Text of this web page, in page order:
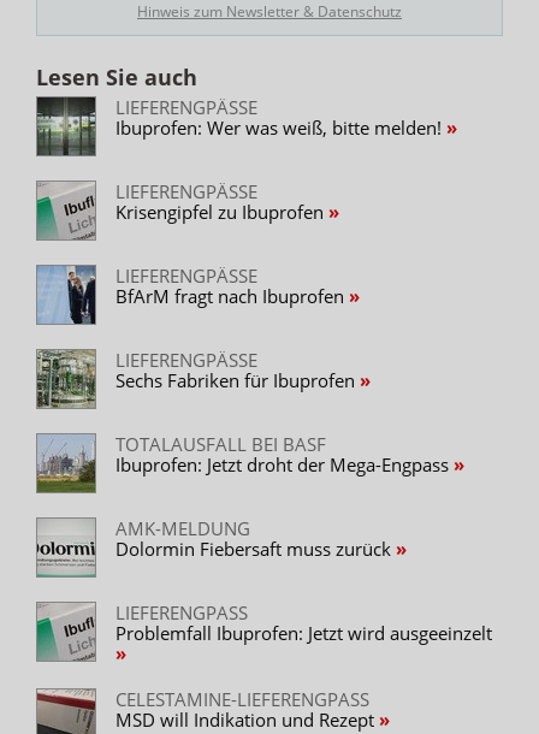
Hinweis zum Newsletter & Datenschutz
Lesen Sie auch
LIEFERENGPÄSSE
Ibuprofen: Wer was weiß, bitte melden!
LIEFERENGPÄSSE
Krisengipfel zu Ibuprofen
LIEFERENGPÄSSE
BfArM fragt nach Ibuprofen
LIEFERENGPÄSSE
Sechs Fabriken für Ibuprofen
TOTALAUSFALL BEI BASF
Ibuprofen: Jetzt droht der Mega-Engpass
AMK-MELDUNG
Dolormin Fiebersaft muss zurück
LIEFERENGPASS
Problemfall Ibuprofen: Jetzt wird ausgeeinzelt
CELESTAMINE-LIEFERENGPASS
MSD will Indikation und Rezept